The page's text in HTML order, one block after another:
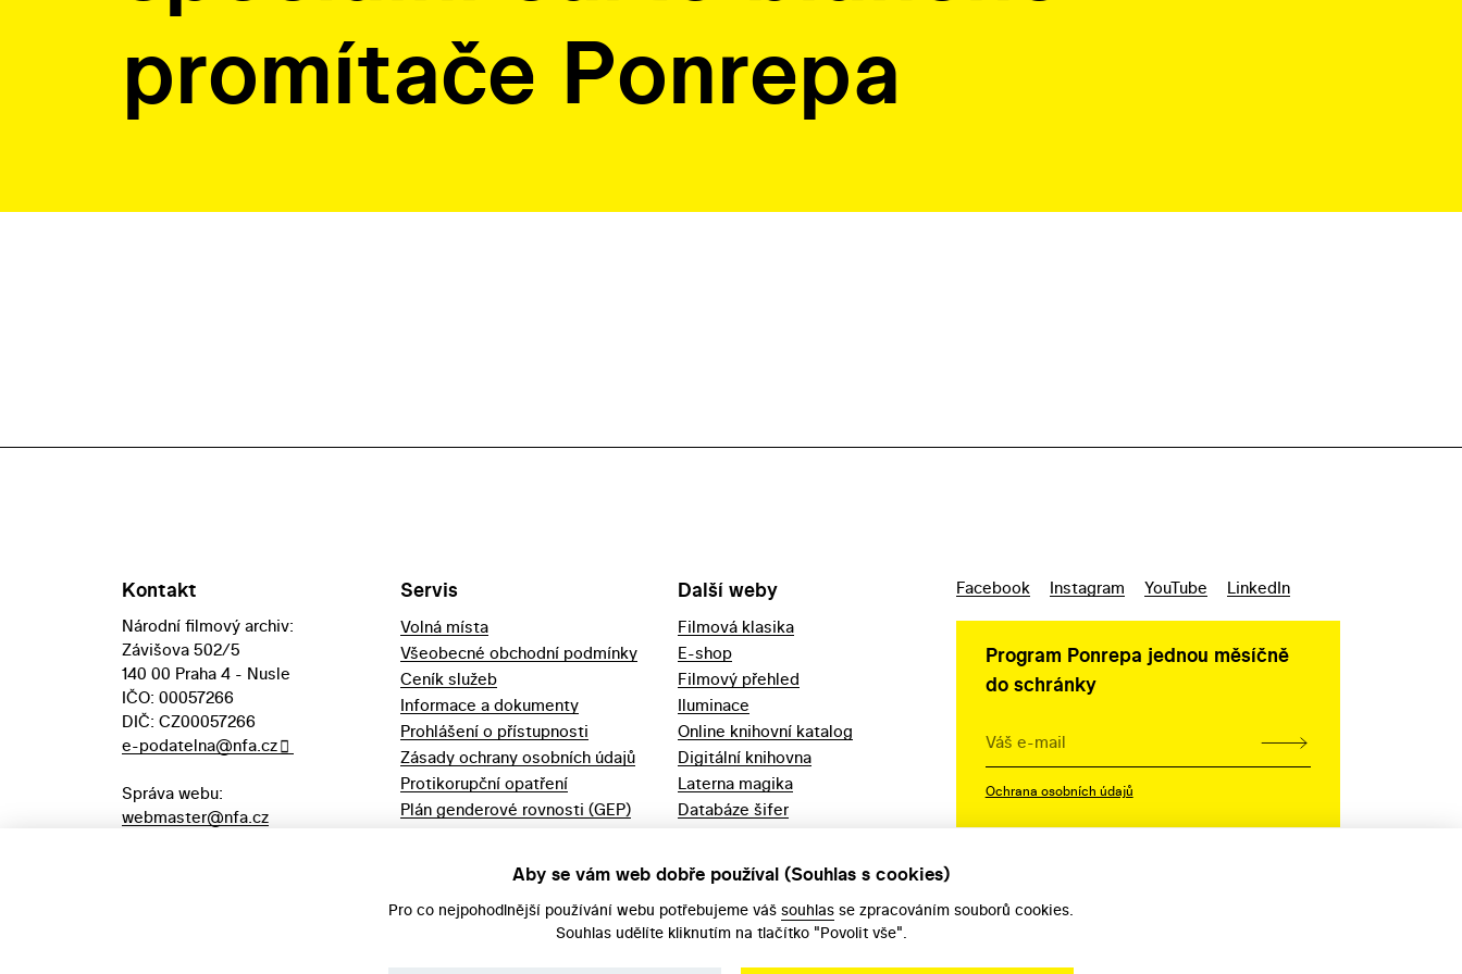
promítače Ponrepa
Kontakt
Národní filmový archiv:
Závišova 502/5
140 00 Praha 4 - Nusle
IČO: 00057266
DIČ: CZ00057266
e-podatelna@nfa.cz
Správa webu:
webmaster@nfa.cz
Servis
Volná místa
Všeobecné obchodní podmínky
Ceník služeb
Informace a dokumenty
Prohlášení o přístupnosti
Zásady ochrany osobních údajů
Protikorupční opatření
Plán genderové rovnosti (GEP)
Další weby
Filmová klasika
E-shop
Filmový přehled
Iluminace
Online knihovní katalog
Digitální knihovna
Laterna magika
Databáze šifer
Facebook Instagram YouTube LinkedIn
Program Ponrepa jednou měsíčně
do schránky
Ochrana osobních údajů
Aby se vám web dobře používal (Souhlas s cookies)
Pro co nejpohodlnější používání webu potřebujeme váš souhlas se zpracováním souborů cookies.
Souhlas udělíte kliknutím na tlačítko "Povolit vše".